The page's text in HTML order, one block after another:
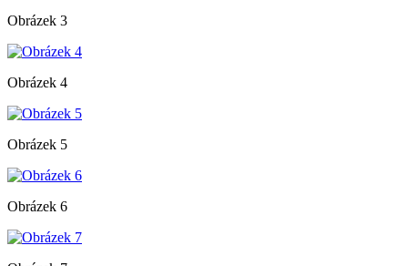
Obrázek 3
Obrázek 4
Obrázek 5
Obrázek 6